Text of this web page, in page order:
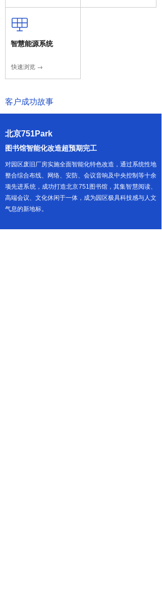
客户成功故事
图书馆智能化改造超预期完工
对园区废旧厂房实施全面智能化特色改造，通过系统性地
整合综合布线、网络、安防、会议音响及中央控制等十余
项先进系统，成功打造北京751图书馆，其集智慧阅读、
高端会议、文化休闲于一体，成为园区极具科技感与人文
气息的新地标。
北京751Park
智慧能源系统
快速浏览 →